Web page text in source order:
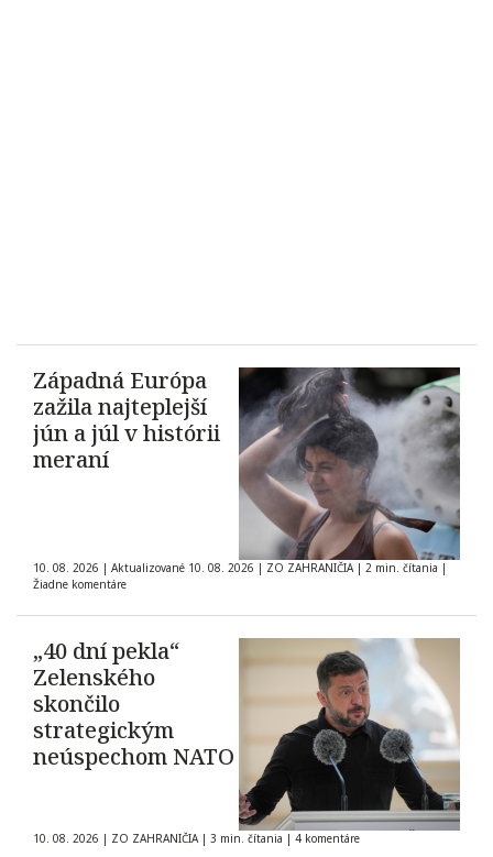
Západná Európa
zažila najteplejší
jún a júl v histórii
meraní
10. 08. 2026 | Aktualizované 10. 08. 2026 | ZO ZAHRANIČIA | 2 min. čítania |
Žiadne komentáre
„40 dní pekla“
Zelenského
skončilo
strategickým
neúspechom NATO
10. 08. 2026 | ZO ZAHRANIČIA | 3 min. čítania | 4 komentáre